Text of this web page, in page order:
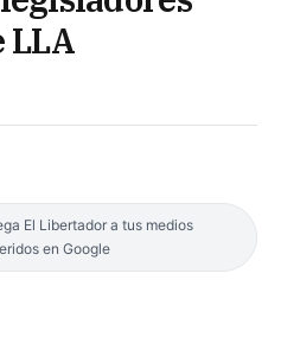
LLA
El Libertador a tus medios
en Google